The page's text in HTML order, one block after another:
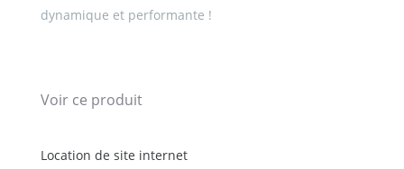
dynamique et performante !
Voir ce produit
Location de site internet